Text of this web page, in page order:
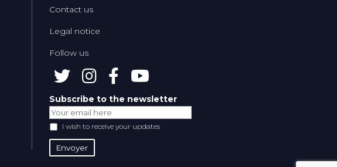
Contact us
Legal notice
Follow us
Subscribe to the newsletter
I wish to receive your updates